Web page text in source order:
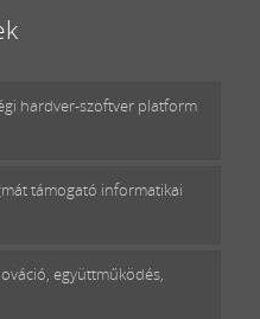
hardver-szoftver platform
támogató informatikai
együttműködés,